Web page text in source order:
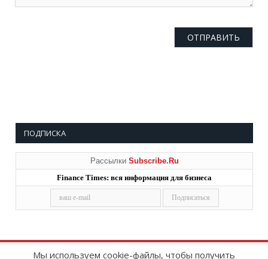
ПОДПИСКА
Рассылки Subscribe.Ru
Finance Times: вся информация для бизнеса
Мы используем cookie-файлы, чтобы получить